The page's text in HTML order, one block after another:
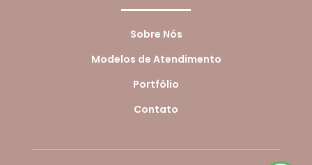
Sobre Nós
Modelos de Atendimento
Portfólio
Contato